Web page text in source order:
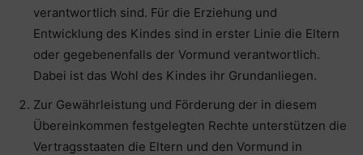
verantwortlich sind. Für die Erziehung und
Entwicklung des Kindes sind in erster Linie die Eltern
oder gegebenenfalls der Vormund verantwortlich.
Dabei ist das Wohl des Kindes ihr Grundanliegen.
Zur Gewährleistung und Förderung der in diesem
Übereinkommen festgelegten Rechte unterstützen die
Vertragsstaaten die Eltern und den Vormund in